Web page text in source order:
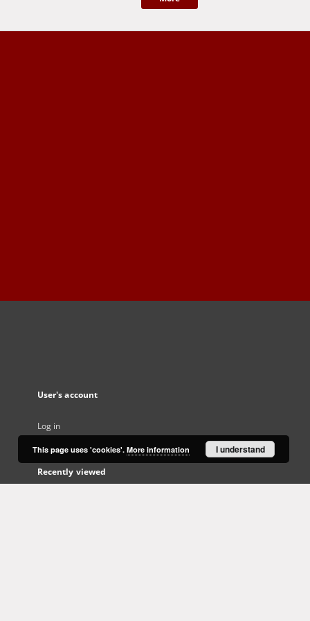
User's account
Log in
Recently viewed
This page uses 'cookies'. More information I understand